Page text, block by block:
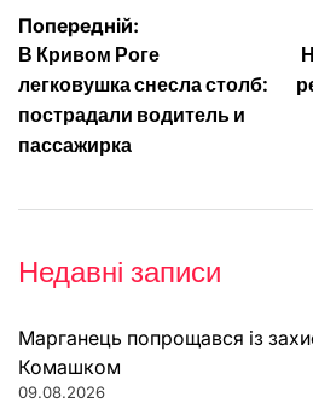
Навігація
записів
Попередній:
В Кривом Роге
легковушка снесла столб:
пострадали водитель и
пассажирка
Недавні записи
Марганець попрощався із
Комашком
09.08.2026